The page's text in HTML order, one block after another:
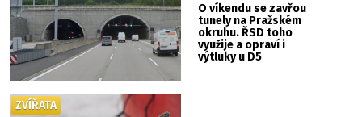
O víkendu se zavřou
tunely na Pražském
okruhu. ŘSD toho
využije a opraví i
výtluky u D5
ZVÍŘATA